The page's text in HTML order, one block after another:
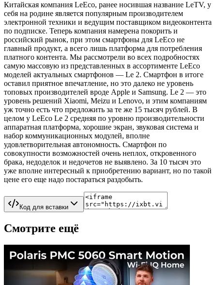
Китайская компания LeEco, ранее носившая название LeTV, у
себя на родине является популярным производителем
электронной техники и ведущим поставщиком видеоконтента
по подписке. Теперь компания намерена покорить и
российский рынок, при этом смартфоны для LeEco не
главный продукт, а всего лишь платформа для потребления
платного контента. Мы рассмотрели во всех подробностях
самую массовую из представленных в ассортименте LeEco
моделей актуальных смартфонов — Le 2. Смартфон в итоге
оставил приятное впечатление, но это далеко не уровень
топовых производителей вроде Apple и Samsung. Le 2 — это
уровень решений Xiaomi, Meizu и Lenovo, и этим компаниям
уж точно есть что предложить за те же 15 тысяч рублей. В
целом у LeEco Le 2 средняя по уровню производительности
аппаратная платформа, хорошие экран, звуковая система и
набор коммуникационных модулей, вполне
удовлетворительная автономность. Смартфон по
совокупности возможностей очень неплох, откровенного
брака, недоделок и недочетов не выявлено. За 10 тысяч это
уже вполне интересный к приобретению вариант, но по такой
цене его еще надо постараться раздобыть.
Код для вставки
Смотрите ещё